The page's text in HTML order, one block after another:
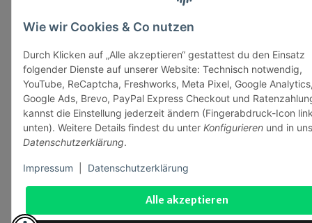
Alle akzeptieren
Wie wir Cookies & Co nutzen
Durch Klicken auf „Alle akzeptieren“ gestattest du den Einsatz
folgender Dienste auf unserer Website: Technisch notwendig,
YouTube, ReCaptcha, Freshworks, Meta Pixel, Google
Google Ads, Brevo, PayPal Express Checkout und
kannst die Einstellung jederzeit ändern (Fingerabdruck-Icon
unten). Weitere Details findest du unter Konfigurieren und in
Datenschutzerklärung.
Impressum Datenschutzerklärung